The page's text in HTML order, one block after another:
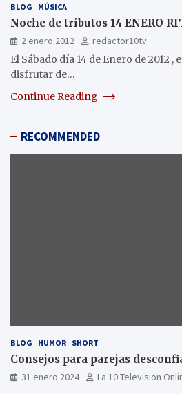
BLOG MÚSICA
Noche de tributos 14 ENERO
2 enero 2012
redactor10tv
El Sábado día 14 de Enero de 2012 ,
disfrutar de…
Continue Reading
RECOMMENDED
BLOG HUMOR SHORT
Consejos para parejas
31 enero 2024 La 10 Television